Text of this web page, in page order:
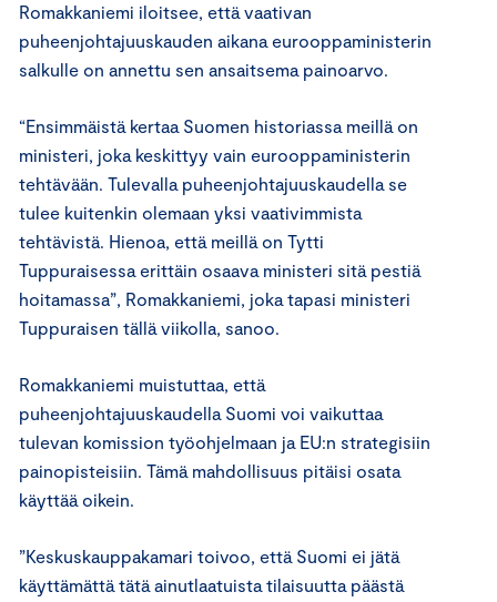
Romakkaniemi iloitsee, että vaativan
puheenjohtajuuskauden aikana eurooppaministerin
salkulle on annettu sen ansaitsema painoarvo.
“Ensimmäistä kertaa Suomen historiassa meillä on
ministeri, joka keskittyy vain eurooppaministerin
tehtävään. Tulevalla puheenjohtajuuskaudella se
tulee kuitenkin olemaan yksi vaativimmista
tehtävistä. Hienoa, että meillä on Tytti
Tuppuraisessa erittäin osaava ministeri sitä pestiä
hoitamassa”, Romakkaniemi, joka tapasi ministeri
Tuppuraisen tällä viikolla, sanoo.
Romakkaniemi muistuttaa, että
puheenjohtajuuskaudella Suomi voi vaikuttaa
tulevan komission työohjelmaan ja EU:n strategisiin
painopisteisiin. Tämä mahdollisuus pitäisi osata
käyttää oikein.
”Keskuskauppakamari toivoo, että Suomi ei jätä
käyttämättä tätä ainutlaatuista tilaisuutta päästä